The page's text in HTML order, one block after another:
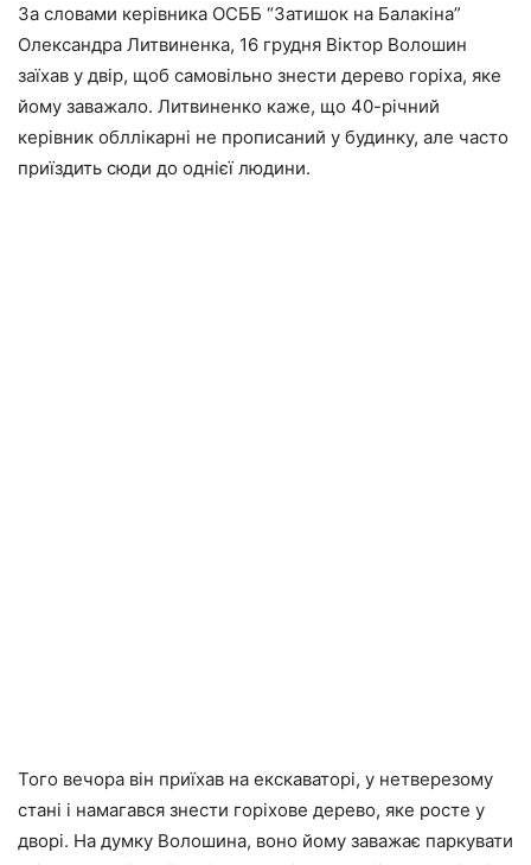
За словами керівника ОСББ “Затишок на Балакіна”
Олександра Литвиненка, 16 грудня Віктор Волошин
заїхав у двір, щоб самовільно знести дерево горіха, яке
йому заважало. Литвиненко каже, що 40-річний
керівник обллікарні не прописаний у будинку, але часто
приїздить сюди до однієї людини.
Того вечора він приїхав на екскаваторі, у нетверезому
стані і намагався знести горіхове дерево, яке росте у
дворі. На думку Волошина, воно йому заважає паркувати